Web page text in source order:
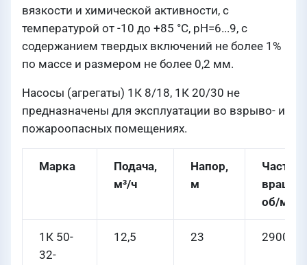
вязкости и химической активности, с
температурой от -10 до +85 °С, рН=6...9, с
содержанием твердых включений не более 1%
по массе и размером не более 0,2 мм.
Насосы (агрегаты) 1К 8/18, 1К 20/30 не
предназначены для эксплуатации во взрыво- и
пожароопасных помещениях.
Марка
Подача,
м³/ч
Напор,
м
Частота
об/мин
1К 50-
32-
12,5 23 2900